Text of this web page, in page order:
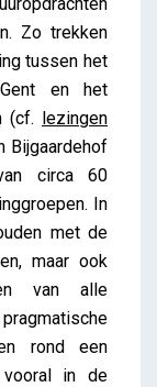
Zo trekken
tussen het
en het
(cf. lezingen
Bijgaardehof
circa 60
In
met de
maar ook
van alle
rond een
in de